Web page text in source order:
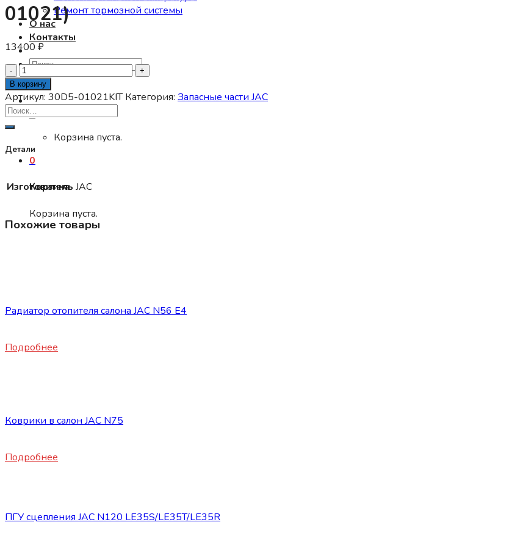
Ремонт тормозной системы
О нас
Контакты
Искать:
0
Корзина пуста.
0
Корзина
Корзина пуста.
01021)
13400 ₽
Количество
товара
Ремкомплект
шкворней
N120
LE35T/LE35S
FOTON
(30B5-
01021)
В корзину
Артикул: 30D5-01021KIT Категория: Запасные части JAC
Детали
Изготовитель JAC
Похожие товары
Радиатор отопителя салона JAC N56 E4
Подробнее
Коврики в салон JAC N75
Подробнее
ПГУ сцепления JAC N120 LE35S/LE35T/LE35R